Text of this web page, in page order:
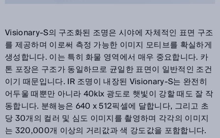
Visionary-S의 구조화된 조명은 시야에 자체적인 표면 구조
를 제공하며 이로써 측정 가능한 이미지 모티브를 확실하게
생성합니다. 이는 특히 화물 영역에서 매우 중요합니다. 카
톤 포장은 구조가 동일하므로 균일한 표면이 일반적인 조건
이기 때문입니다. IR 조명이 내장된 Visionary-S는 완전히
어두울 때뿐만 아니라 40klx 광도로 햇빛이 강할 때도 잘 작
동합니다. 분해능은 640 x 512픽셀에 달합니다, 그리고 초
당 30개의 컬러 및 심도 이미지를 촬영하며 각각의 이미지
는 320,000개 이상의 거리값과 색 강도값을 포함합니다.